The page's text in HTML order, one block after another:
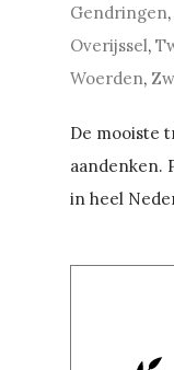
Gendringen,
Overijssel,
Woerden,
De mooiste
aandenken.
in heel